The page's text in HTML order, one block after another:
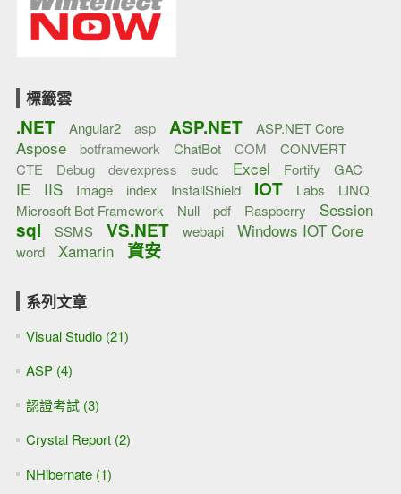
標籤雲
.NET Angular2 asp ASP.NET ASP.NET Core
Aspose botframework ChatBot COM
CONVERT
CTE
Debug devexpress eudc Excel Fortify GAC
IE IIS Image index InstallShield IOT Labs
LINQ
Microsoft Bot Framework
Null pdf Raspberry Session
sql SSMS VS.NET webapi Windows IOT Core
word Xamarin 資安
系列文章
Visual Studio (21)
ASP (4)
認證考試 (3)
Crystal Report (2)
NHibernate (1)